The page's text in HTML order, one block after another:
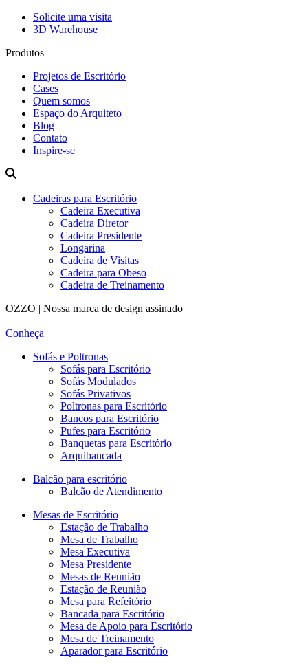
Solicite uma visita
3D Warehouse
Produtos
Projetos de Escritório
Cases
Quem somos
Espaço do Arquiteto
Blog
Contato
Inspire-se
Cadeiras para Escritório
Cadeira Executiva
Cadeira Diretor
Cadeira Presidente
Longarina
Cadeira de Visitas
Cadeira para Obeso
Cadeira de Treinamento
OZZO | Nossa marca de design assinado
Conheça
Sofás e Poltronas
Sofás para Escritório
Sofás Modulados
Sofás Privativos
Poltronas para Escritório
Bancos para Escritório
Pufes para Escritório
Banquetas para Escritório
Arquibancada
Balcão para escritório
Balcão de Atendimento
Mesas de Escritório
Estação de Trabalho
Mesa de Trabalho
Mesa Executiva
Mesa Presidente
Mesas de Reunião
Estação de Reunião
Mesa para Refeitório
Bancada para Escritório
Mesa de Apoio para Escritório
Mesa de Treinamento
Aparador para Escritório